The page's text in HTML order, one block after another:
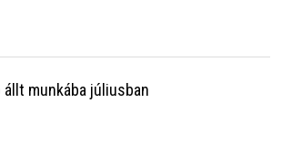
munkába júliusban